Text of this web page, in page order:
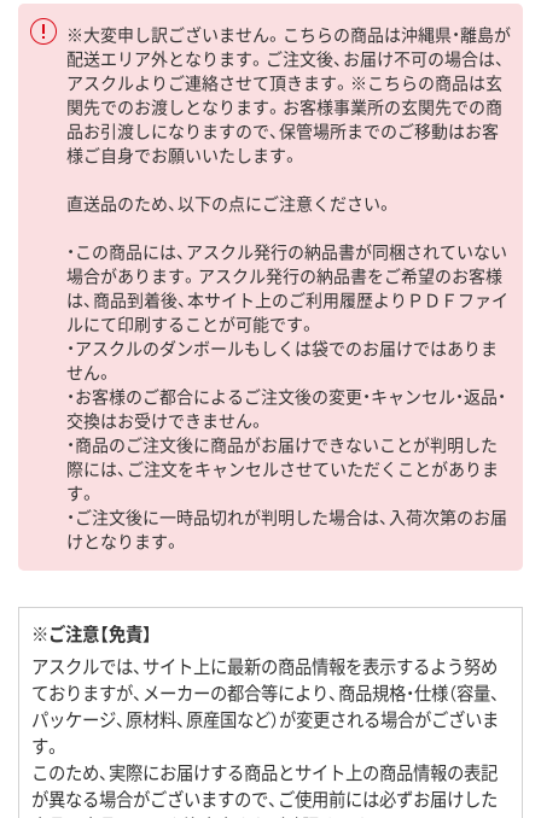
※大変申し訳ございません。こちらの商品は沖縄県・離島が
配送エリア外となります。ご注文後、お届け不可の場合は、
アスクルよりご連絡させて頂きます。※こちらの商品は玄
関先でのお渡しとなります。お客様事業所の玄関先での商
品お引渡しになりますので、保管場所までのご移動はお客
様ご自身でお願いいたします。
直送品のため、以下の点にご注意ください。
・この商品には、アスクル発行の納品書が同梱されていない
場合があります。アスクル発行の納品書をご希望のお客様
は、商品到着後、本サイト上のご利用履歴よりＰＤＦファイ
ルにて印刷することが可能です。
・アスクルのダンボールもしくは袋でのお届けではありま
せん。
・お客様のご都合によるご注文後の変更・キャンセル・返品・
交換はお受けできません。
・商品のご注文後に商品がお届けできないことが判明した
際には、ご注文をキャンセルさせていただくことがありま
す。
・ご注文後に一時品切れが判明した場合は、入荷次第のお届
けとなります。
※ご注意【免責】
アスクルでは、サイト上に最新の商品情報を表示するよう努め
ておりますが、メーカーの都合等により、商品規格・仕様（容量、
パッケージ、原材料、原産国など）が変更される場合がございま
す。
このため、実際にお届けする商品とサイト上の商品情報の表記
が異なる場合がございますので、ご使用前には必ずお届けした